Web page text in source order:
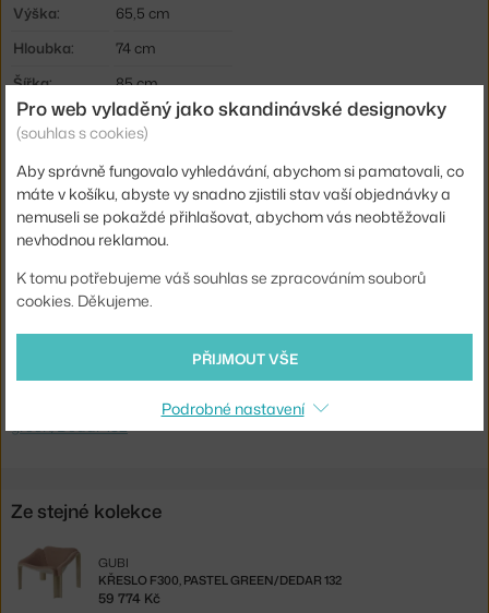
Výška:
65,5 cm
Hloubka:
74 cm
Šířka:
85 cm
Hmotnost:
15,1 kg
Barva:
růžová
Materiál:
HiRek plast, kůže
Podnož:
plast
Ste zo Slovenska? Prejdite naKreslo F300, pastel green/Dedar 132
Shopping from the EU? Switch toF300 Lounge Chair, pastel
Ze stejné kolekce
KŘESLO F300, PASTEL GREEN/DEDAR 132
GUBI
59 774 Kč
Pro web vyladěný jako skandinávské designovky
(souhlas s cookies)
Aby správně fungovalo vyhledávání, abychom si pamatovali, co
máte v košíku, abyste vy snadno zjistili stav vaší objednávky a
nemuseli se pokaždé přihlašovat, abychom vás neobtěžovali
nevhodnou reklamou.
K tomu potřebujeme váš souhlas se zpracováním souborů
cookies. Děkujeme.
PŘIJMOUT VŠE
Podrobné nastavení